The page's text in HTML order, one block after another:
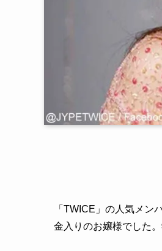
「TWICE」の人気メン
金入りのお嬢様でした